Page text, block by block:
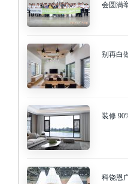
会圆满
别再白
装修
科饶恩